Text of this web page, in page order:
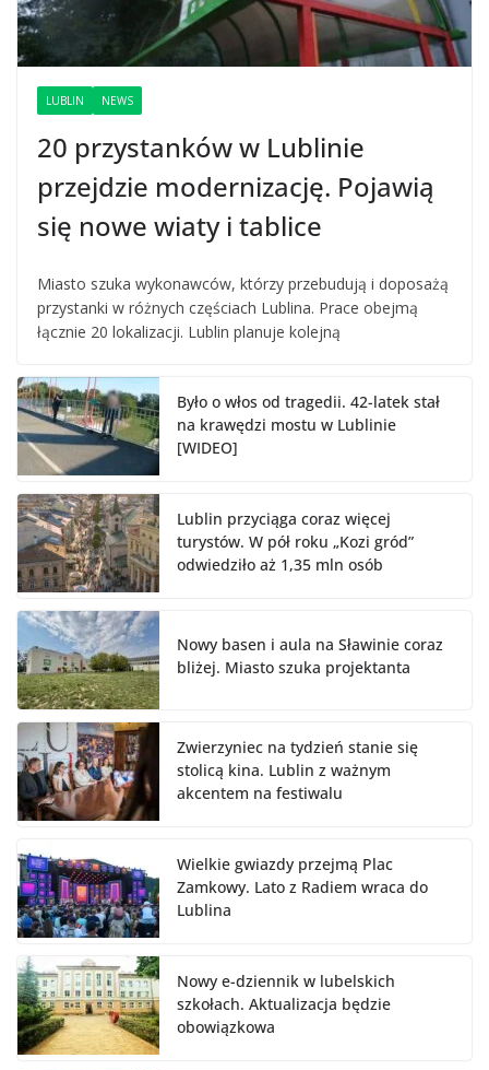
LUBLIN NEWS
20 przystanków w Lublinie
przejdzie modernizację. Pojawią
się nowe wiaty i tablice
Miasto szuka wykonawców, którzy przebudują i doposażą
przystanki w różnych częściach Lublina. Prace obejmą
łącznie 20 lokalizacji. Lublin planuje kolejną
Było o włos od tragedii. 42-latek stał
na krawędzi mostu w Lublinie
[WIDEO]
Lublin przyciąga coraz więcej
turystów. W pół roku „Kozi gród”
odwiedziło aż 1,35 mln osób
Nowy basen i aula na Sławinie coraz
bliżej. Miasto szuka projektanta
Zwierzyniec na tydzień stanie się
stolicą kina. Lublin z ważnym
akcentem na festiwalu
Wielkie gwiazdy przejmą Plac
Zamkowy. Lato z Radiem wraca do
Lublina
Nowy e-dziennik w lubelskich
szkołach. Aktualizacja będzie
obowiązkowa